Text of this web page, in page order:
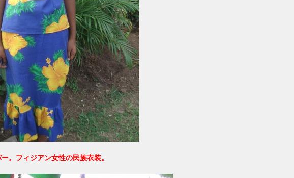
。フィジアン女性の民族衣装。